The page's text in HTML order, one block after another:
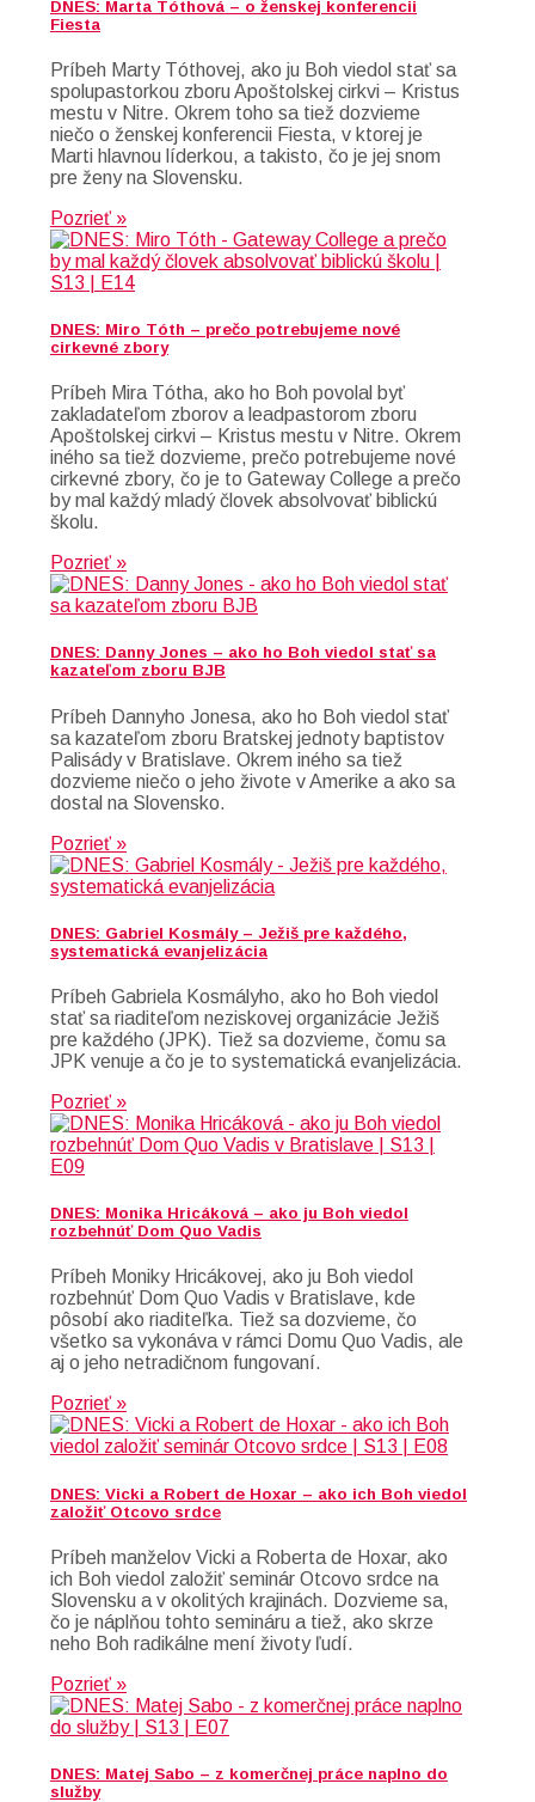
DNES: Marta Tóthová – o ženskej konferencii
Fiesta
Príbeh Marty Tóthovej, ako ju Boh viedol stať sa
spolupastorkou zboru Apoštolskej cirkvi – Kristus
mestu v Nitre. Okrem toho sa tiež dozvieme
niečo o ženskej konferencii Fiesta, v ktorej je
Marti hlavnou líderkou, a takisto, čo je jej snom
pre ženy na Slovensku.
Pozrieť »
DNES: Miro Tóth – prečo potrebujeme nové
cirkevné zbory
Príbeh Mira Tótha, ako ho Boh povolal byť
zakladateľom zborov a leadpastorom zboru
Apoštolskej cirkvi – Kristus mestu v Nitre. Okrem
iného sa tiež dozvieme, prečo potrebujeme nové
cirkevné zbory, čo je to Gateway College a prečo
by mal každý mladý človek absolvovať biblickú
školu.
Pozrieť »
DNES: Danny Jones – ako ho Boh viedol stať sa
kazateľom zboru BJB
Príbeh Dannyho Jonesa, ako ho Boh viedol stať
sa kazateľom zboru Bratskej jednoty baptistov
Palisády v Bratislave. Okrem iného sa tiež
dozvieme niečo o jeho živote v Amerike a ako sa
dostal na Slovensko.
Pozrieť »
DNES: Gabriel Kosmály – Ježiš pre každého,
systematická evanjelizácia
Príbeh Gabriela Kosmályho, ako ho Boh viedol
stať sa riaditeľom neziskovej organizácie Ježiš
pre každého (JPK). Tiež sa dozvieme, čomu sa
JPK venuje a čo je to systematická evanjelizácia.
Pozrieť »
DNES: Monika Hricáková – ako ju Boh viedol
rozbehnúť Dom Quo Vadis
Príbeh Moniky Hricákovej, ako ju Boh viedol
rozbehnúť Dom Quo Vadis v Bratislave, kde
pôsobí ako riaditeľka. Tiež sa dozvieme, čo
všetko sa vykonáva v rámci Domu Quo Vadis, ale
aj o jeho netradičnom fungovaní.
Pozrieť »
DNES: Vicki a Robert de Hoxar – ako ich Boh viedol
založiť Otcovo srdce
Príbeh manželov Vicki a Roberta de Hoxar, ako
ich Boh viedol založiť seminár Otcovo srdce na
Slovensku a v okolitých krajinách. Dozvieme sa,
čo je náplňou tohto semináru a tiež, ako skrze
neho Boh radikálne mení životy ľudí.
Pozrieť »
DNES: Matej Sabo – z komerčnej práce naplno do
služby